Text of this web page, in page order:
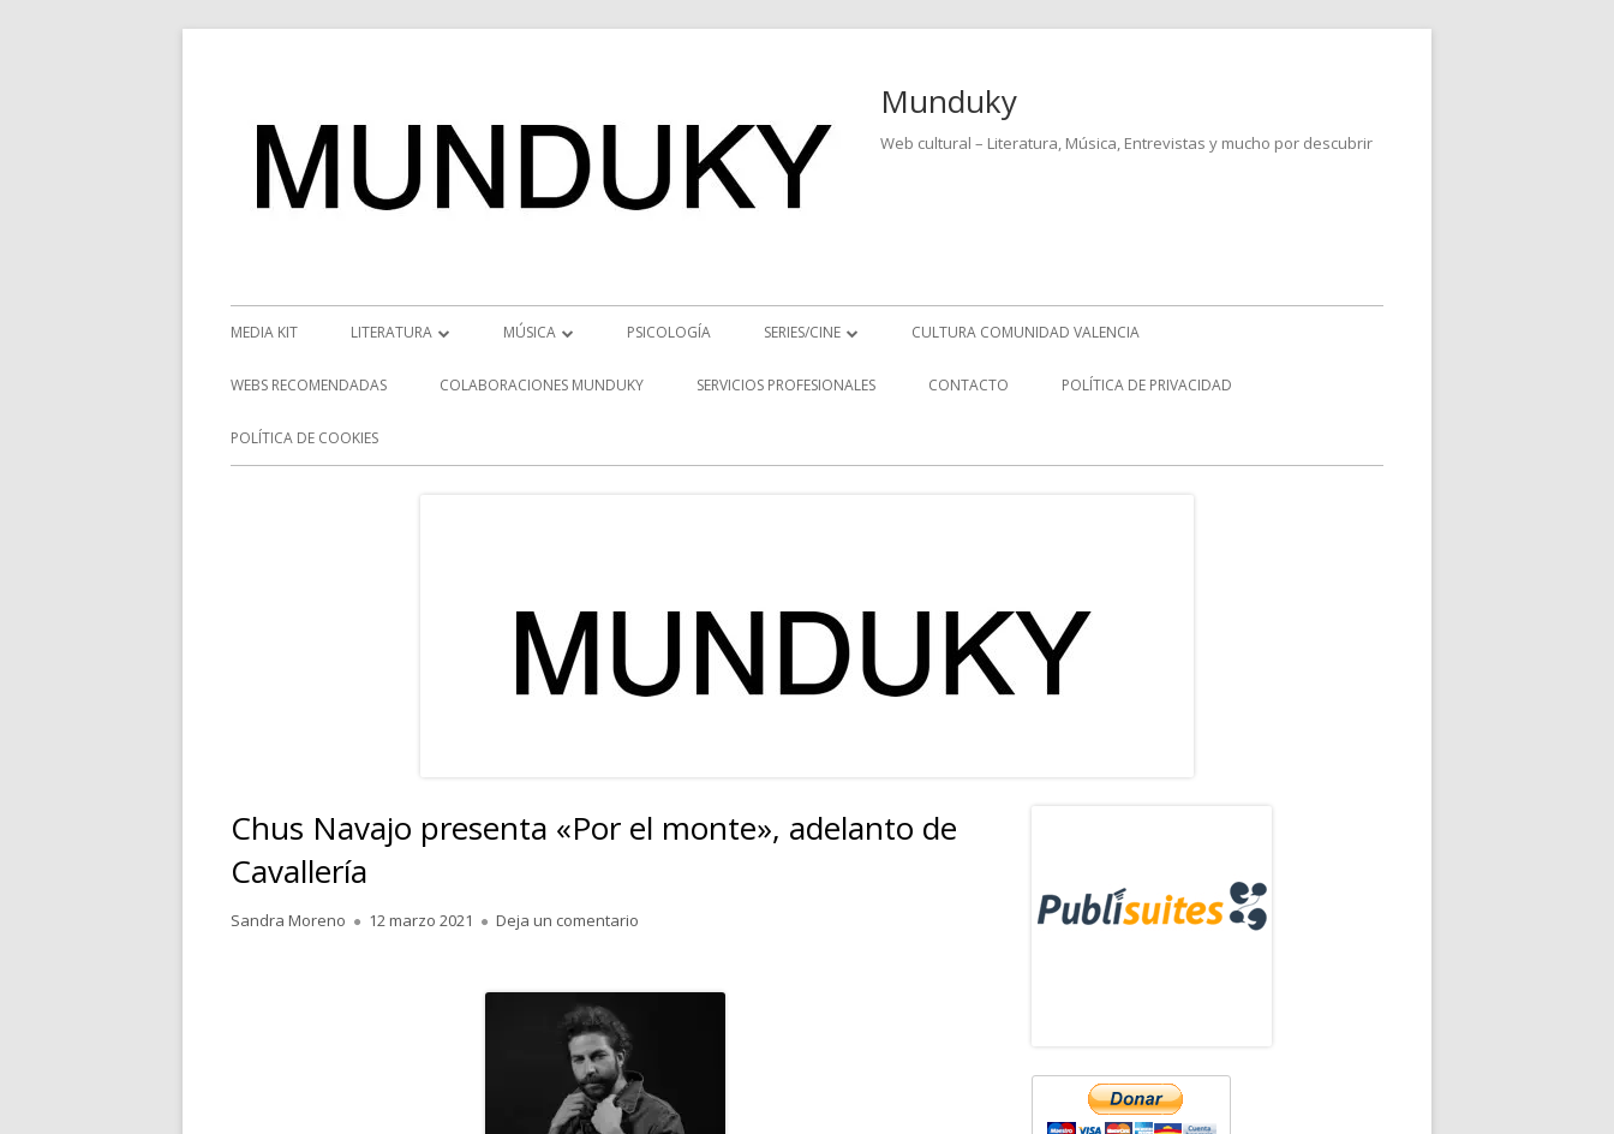
Munduky
Web cultural – Literatura, Música, Entrevistas y mucho por descubrir
Menú
principal
MEDIA KIT LITERATURA
RESEÑAS
NOVEDADES
MÚSICA
NOTICIAS MUSICALES
PSICOLOGÍA SERIES/CINE
SERIES
CULTURA COMUNIDAD VALENCIA
WEBS RECOMENDADAS COLABORACIONES MUNDUKY SERVICIOS PROFESIONALES CONTACTO POLÍTICA DE PRIVACIDAD
POLÍTICA DE COOKIES
Chus Navajo presenta «Por el monte», adelanto de
Cavallería
Autor
Sandra Moreno
Publicado
12 marzo 2021 Deja un comentario para Chus Navajo presenta «Por el monte», adelanto de Cavallería
lateral
principal